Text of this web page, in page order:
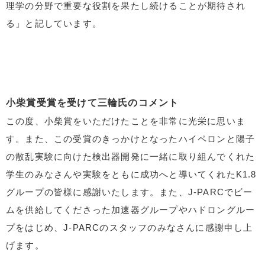
理学の分野で重要な役割を果たし続けることが期待され
る」と記しています。
小柴賞受賞を受けて三輪氏のコメント
この度、小柴賞をいただけたことを非常に光栄に思いま
す。また、この受賞のきっかけとなったハイペロンと陽子
の散乱実験に向けた検出器開発に一緒に取り組んでくれた
学生のみなさんや実験をともに成功へと導いてくれたK1.8
グループの皆様に感謝いたします。また、J-PARCでビー
ムを供給してくださった加速器グループやハドロングルー
プをはじめ、J-PARCのスタッフのみなさんに感謝申し上
げます。